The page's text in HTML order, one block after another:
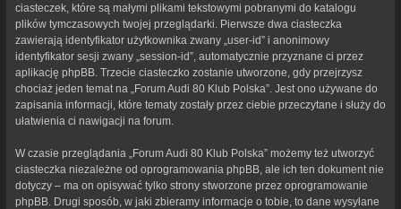
ciasteczek, które są małymi plikami tekstowymi pobranymi do katalogu
plików tymczasowych twojej przeglądarki. Pierwsze dwa ciasteczka
zawierają identyfikator użytkownika zwany „user-id” i anonimowy
identyfikator sesji zwany „session-id”, automatycznie przyznane ci przez
aplikację phpBB. Trzecie ciasteczko zostanie utworzone, gdy przejrzysz
chociaż jeden temat na „Forum Audi 80 Klub Polska”. Jest ono używane do
zapisania informacji, które tematy zostały przez ciebie przeczytane i służy do
ułatwienia ci nawigacji na forum.
W czasie przeglądania „Forum Audi 80 Klub Polska” możemy też utworzyć
ciasteczka niezależne od oprogramowania phpBB, ale ich ten dokument nie
dotyczy – ma on opisywać tylko strony stworzone przez oprogramowanie
phpBB. Drugi sposób, w jaki zbieramy informacje o tobie, to dane wysyłane